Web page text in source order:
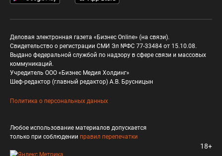
Деловая электронная газета «Бизнес Online» (на связи).
Свидетельство о регистрации СМИ Эл №ФС 77-33484 от 15.10.08.
Выдано федеральной службой по надзору в сфере связи и массовых
коммуникаций.
Учредитель ООО «Бизнес Медия Холдинг»
Шеф-редактор (главный редактор) А.В. Брусницын
Политика о персональных данных
Любое использование материалов допускается
только при соблюдении правил перепечатки
18+